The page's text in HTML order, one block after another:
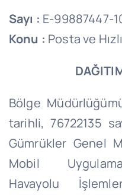
Sayı : E-99887447-
Konu : Posta ve
Bölge
tarihli, 76722135
Gümrükler Genel
Mobil
Havayolu